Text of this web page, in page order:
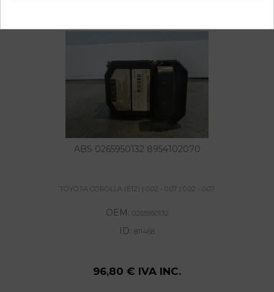
ABS 0265950132 8954102070
TOYOTA COROLLA (E12) | 0.02 - 0.07 | 0.02 - 0.07
OEM: 0265950132
ID: 811468
96,80 € IVA INC.